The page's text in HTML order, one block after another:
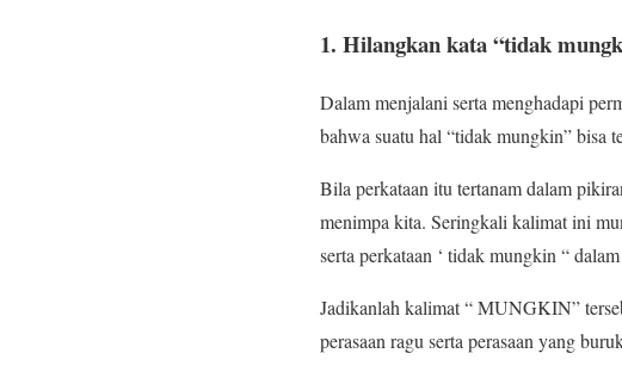
1. Hilangkan kata “tidak
Dalam menjalani serta menghadapi
bahwa suatu hal “tidak mungkin” bisa
Bila perkataan itu tertanam dalam
menimpa kita. Seringkali kalimat ini
serta perkataan ‘ tidak mungkin “
Jadikanlah kalimat “ MUNGKIN”
perasaan ragu serta perasaan yang